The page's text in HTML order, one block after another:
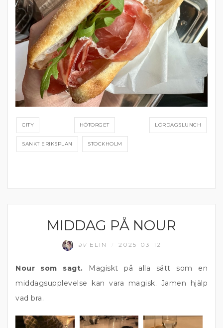
CITY HÖTORGET LÖRDAGSLUNCH
SANKT ERIKSPLAN STOCKHOLM
CITY OCH GAMLA STAN
MIDDAG PÅ NOUR
av ELIN 2025-03-12
Nour som sagt. Magiskt på alla sätt som en
middagsupplevelse kan vara magisk. Jamen hjälp
vad bra.